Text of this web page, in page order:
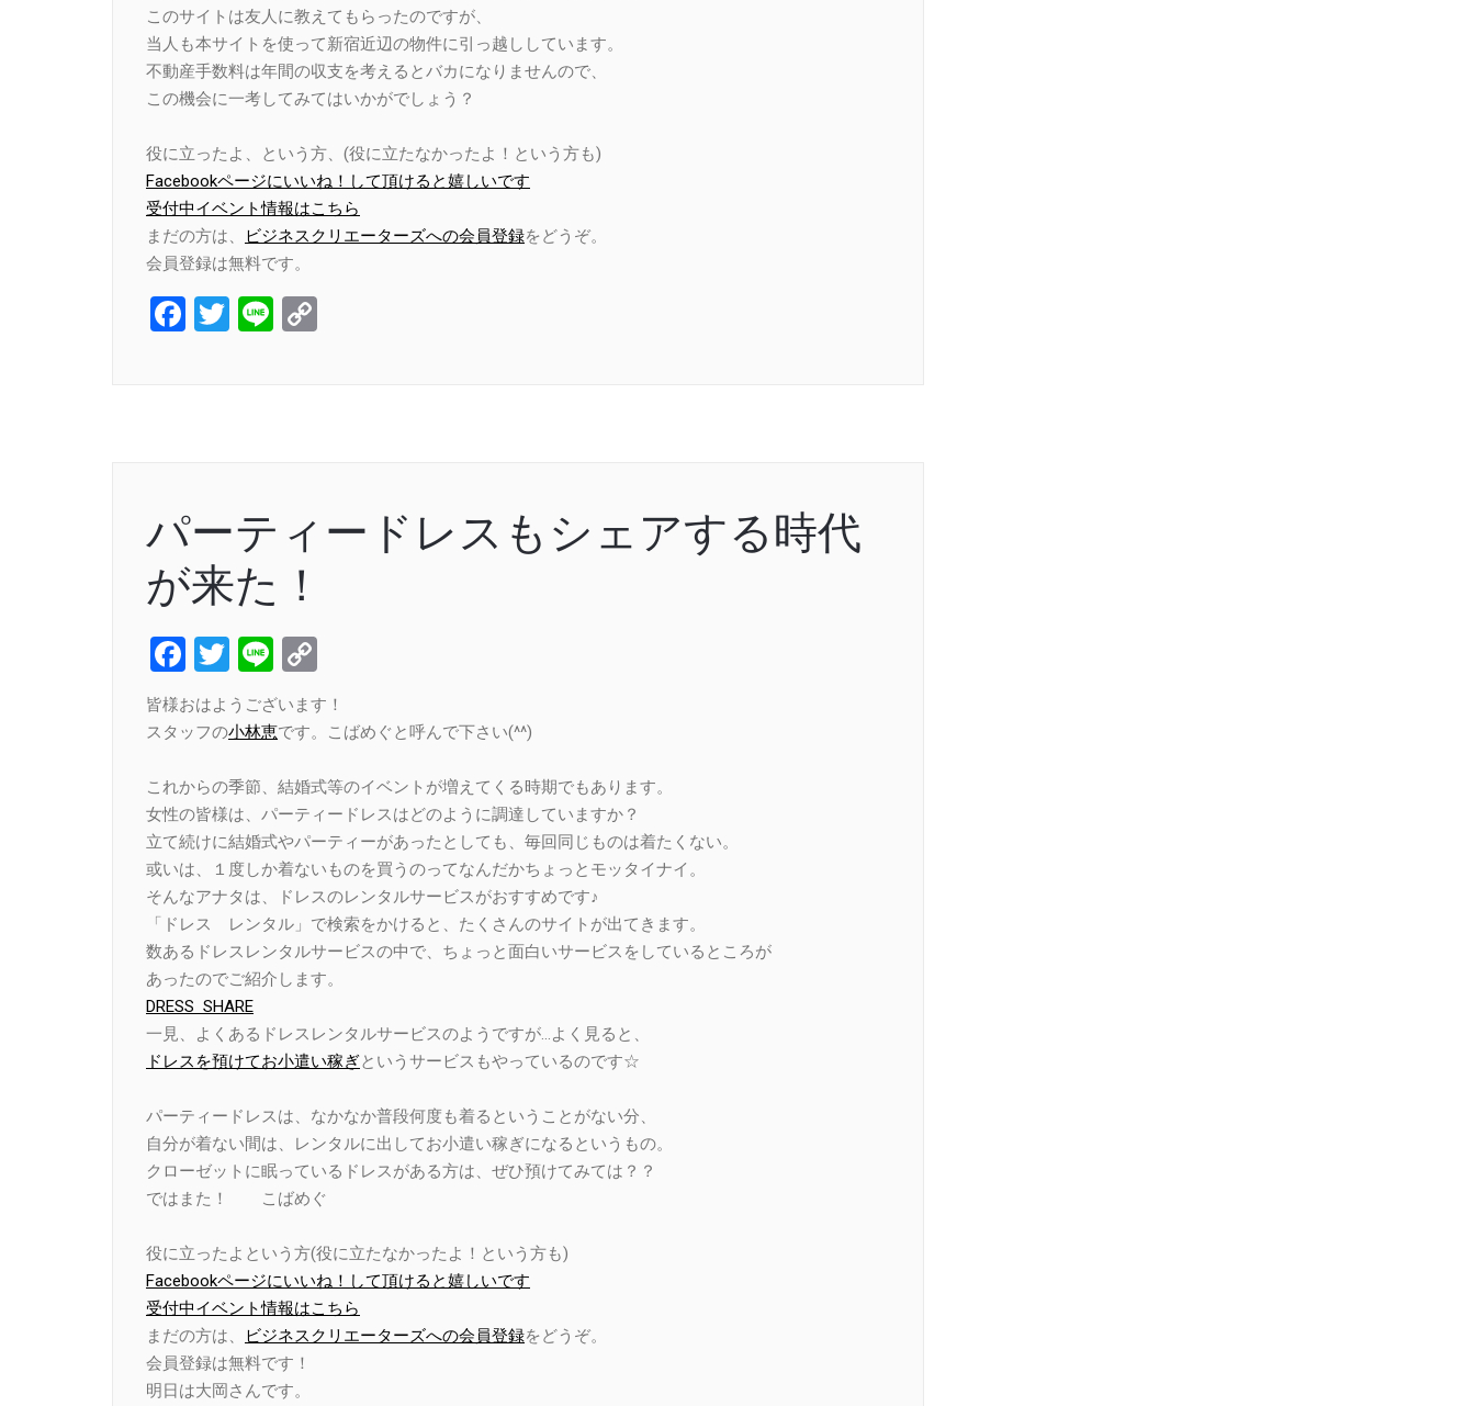
このサイトは友人に教えてもらったのですが、
当人も本サイトを使って新宿近辺の物件に引っ越ししています。
不動産手数料は年間の収支を考えるとバカになりませんので、
この機会に一考してみてはいかがでしょう？
役に立ったよ、という方、(役に立たなかったよ！という方も)
Facebookページにいいね！して頂けると嬉しいです
受付中イベント情報はこちら
まだの方は、
ビジネスクリエーターズへの会員登録をどうぞ。
会員登録は無料です。
Facebook
Twitter
Line
パーティードレスもシェアする時代
が来た！
Facebook
Twitter
Line
Link
皆様おはようございます！
スタッフの小林恵です。こばめぐと呼んで下さい(^^)
これからの季節、結婚式等のイベントが増えてくる時期でもあります。
女性の皆様は、パーティードレスはどのように調達していますか？
立て続けに結婚式やパーティーがあったとしても、毎回同じものは着たくない。
或いは、１度しか着ないものを買うのってなんだかちょっとモッタイナイ。
そんなアナタは、ドレスのレンタルサービスがおすすめです♪
「ドレス レンタル」で検索をかけると、たくさんのサイトが出てきます。
数あるドレスレンタルサービスの中で、ちょっと面白いサービスをしているところが
あったのでご紹介します。
DRESS SHARE
一見、よくあるドレスレンタルサービスのようですが…よく見ると、
ドレスを預けてお小遣い稼ぎというサービスもやっているのです☆
パーティードレスは、なかなか普段何度も着るということがない分、
自分が着ない間は、レンタルに出してお小遣い稼ぎになるというもの。
クローゼットに眠っているドレスがある方は、ぜひ預けてみては？？
ではまた！ こばめぐ
役に立ったよという方(役に立たなかったよ！という方も)
Facebookページにいいね！して頂けると嬉しいです
受付中イベント情報はこちら
まだの方は、
ビジネスクリエーターズへの会員登録をどうぞ。
会員登録は無料です！
明日は大岡さんです。